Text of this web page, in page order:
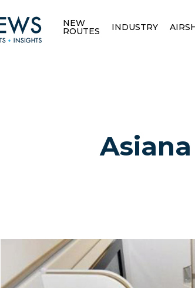
NEW
ROUTES INDUSTRY